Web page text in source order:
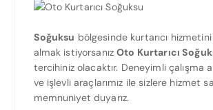
Soğuksu bölgesinde kurtarıcı
almak istiyorsanızOto Kurtarıcı
tercihiniz olacaktır. Deneyimli çalışma
ve işlevli araçlarımız ile sizlere hizmet
memnuniyet duyarız.